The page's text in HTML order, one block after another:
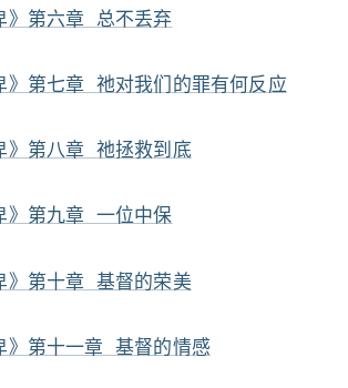
》第六章 总不丢弃
》第七章 祂对我们的罪有何反应
》第八章 祂拯救到底
》第九章 一位中保
》第十章 基督的荣美
》第十一章 基督的情感